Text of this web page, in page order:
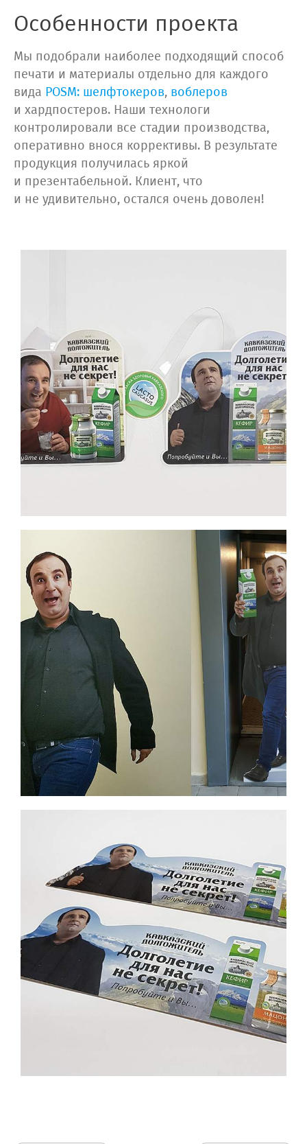
Особенности проекта
Мы подобрали наиболее подходящий способ
печати и материалы отдельно для каждого
вида POSM: шелфтокеров, воблеров
и хардпостеров. Наши технологи
контролировали все стадии производства,
оперативно внося коррективы. В результате
продукция получилась яркой
и презентабельной. Клиент, что
и не удивительно, остался очень доволен!